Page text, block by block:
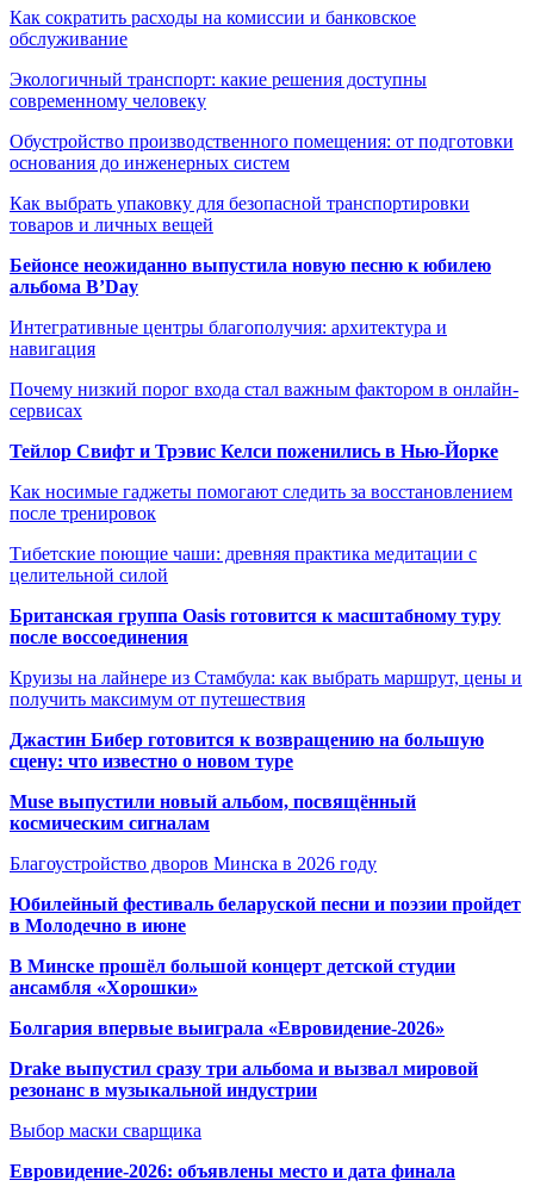
Как сократить расходы на комиссии и банковское
обслуживание
Экологичный транспорт: какие решения доступны
современному человеку
Обустройство производственного помещения: от подготовки
основания до инженерных систем
Как выбрать упаковку для безопасной транспортировки
товаров и личных вещей
Бейонсе неожиданно выпустила новую песню к юбилею
альбома B’Day
Интегративные центры благополучия: архитектура и
навигация
Почему низкий порог входа стал важным фактором в онлайн-
сервисах
Тейлор Свифт и Трэвис Келси поженились в Нью-Йорке
Как носимые гаджеты помогают следить за восстановлением
после тренировок
Тибетские поющие чаши: древняя практика медитации с
целительной силой
Британская группа Oasis готовится к масштабному туру
после воссоединения
Круизы на лайнере из Стамбула: как выбрать маршрут, цены и
получить максимум от путешествия
Джастин Бибер готовится к возвращению на большую
сцену: что известно о новом туре
Muse выпустили новый альбом, посвящённый
космическим сигналам
Благоустройство дворов Минска в 2026 году
Юбилейный фестиваль беларуской песни и поэзии пройдет
в Молодечно в июне
В Минске прошёл большой концерт детской студии
ансамбля «Хорошки»
Болгария впервые выиграла «Евровидение-2026»
Drake выпустил сразу три альбома и вызвал мировой
резонанс в музыкальной индустрии
Выбор маски сварщика
Евровидение-2026: объявлены место и дата финала